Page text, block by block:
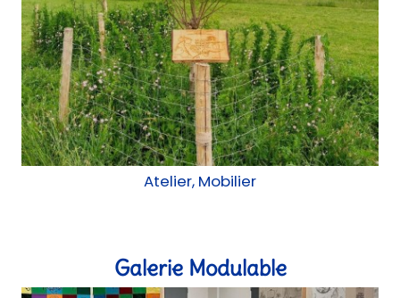
Atelier, Mobilier
Galerie Modulable